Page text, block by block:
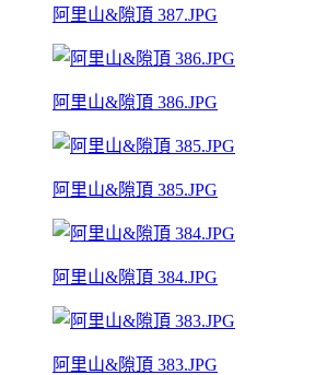
阿里山&隙頂 387.JPG
阿里山&隙頂 386.JPG
阿里山&隙頂 385.JPG
阿里山&隙頂 384.JPG
阿里山&隙頂 383.JPG